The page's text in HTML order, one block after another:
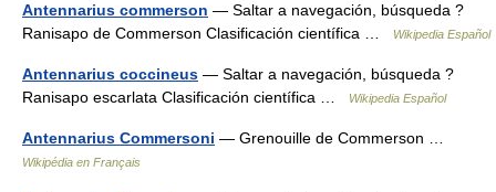
Antennarius commerson — Saltar a navegación, búsqueda ?
Ranisapo de Commerson Clasificación científica …
Wikipedia Español
Antennarius coccineus — Saltar a navegación, búsqueda ?
Ranisapo escarlata Clasificación científica …
Wikipedia Español
Antennarius Commersoni — Grenouille de Commerson …
Wikipédia en Français